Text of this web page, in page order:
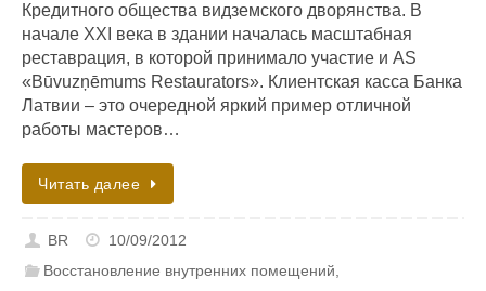
Кредитного общества видземского дворянства. В
начале XXI века в здании началась масштабная
реставрация, в которой принимало участие и AS
«Būvuzņēmums Restaurators». Клиентская касса Банка
Латвии – это очередной яркий пример отличной
работы мастеров…
Читать далее
BR
10/09/2012
Восстановление внутренних помещений,